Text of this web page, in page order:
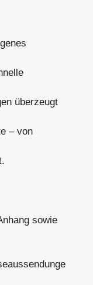
überzeugt
– von
sowie